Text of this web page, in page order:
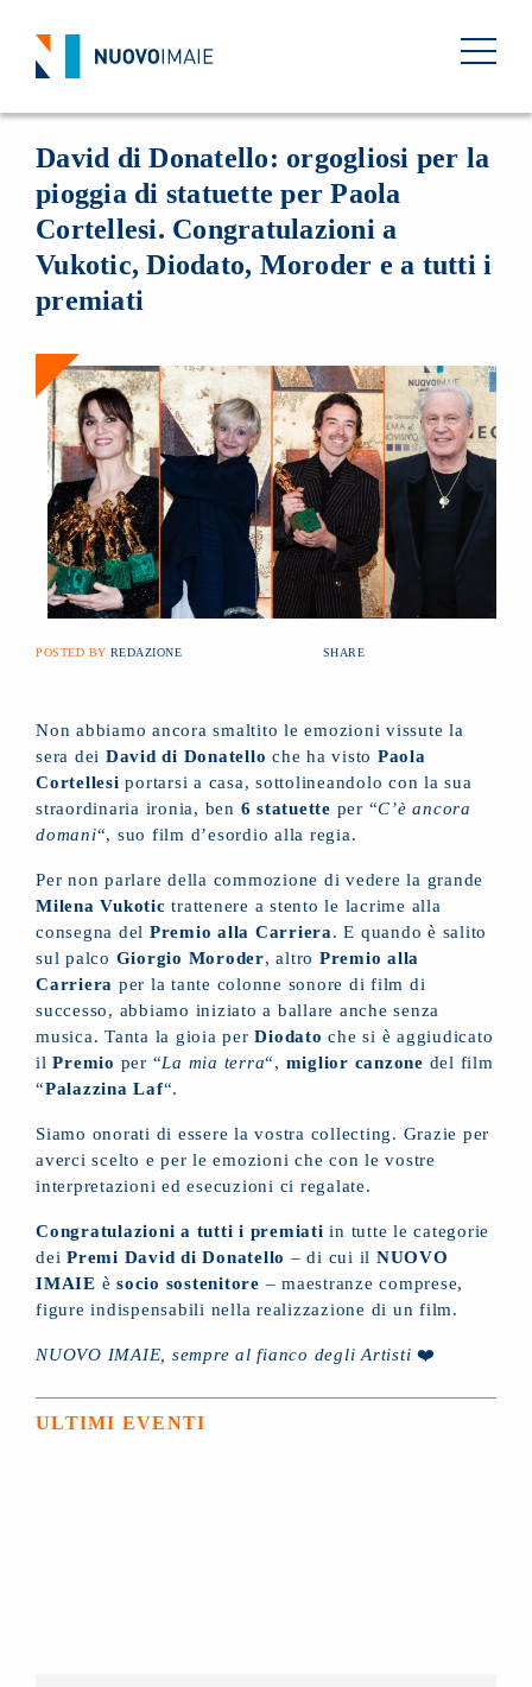
David di Donatello: orgogliosi per la
pioggia di statuette per Paola
Cortellesi. Congratulazioni a
Vukotic, Diodato, Moroder e a tutti i
premiati
POSTED BY REDAZIONE SHARE
Non abbiamo ancora smaltito le emozioni vissute la
sera dei David di Donatello che ha visto Paola
Cortellesi portarsi a casa, sottolineandolo con la sua
straordinaria ironia, ben 6 statuette per “C’è ancora
domani“, suo film d’esordio alla regia.
Per non parlare della commozione di vedere la grande
Milena Vukotic trattenere a stento le lacrime alla
consegna del Premio alla Carriera. E quando è salito
sul palco Giorgio Moroder, altro Premio alla
Carriera per la tante colonne sonore di film di
successo, abbiamo iniziato a ballare anche senza
musica. Tanta la gioia perDiodato che si è aggiudicato
ilPremio per “La mia terra“, miglior canzone del film
“Palazzina Laf“.
Siamo onorati di essere la vostra collecting. Grazie per
averci scelto e per le emozioni che con le vostre
interpretazioni ed esecuzioni ci regalate.
Congratulazioni a tutti i premiati in tutte le categorie
dei Premi David di Donatello – di cui il NUOVO
IMAIE è socio sostenitore – maestranze comprese,
figure indispensabili nella realizzazione di un film.
NUOVO IMAIE, sempre al fianco degli Artisti ❤️
ULTIMI EVENTI